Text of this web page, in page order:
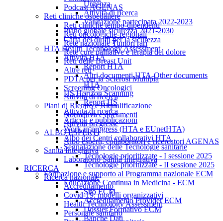
Podcast AGENAS
Reti cliniche ospedaliere
Reti cliniche tempo-dipendenti
Reti oncologiche-regionali
Rete nazionale Tumori rari
Rete cure palliative e terapia del dolore
Reti delle Breast Unit
Altre reti
PDTA per la Sclerosi Multipla
Screening Oncologici
Attività di ricerca
Piani di Rientro e Riqualificazione
Normativa e documenti
Attività pregresse
ALBO ESPERTI
Albo esperti, collaboratori e ricercatori AGENAS
Sanità Integrativa
Laboratorio Sanità Integrativa
RICERCA
Ricerca nazionale
Accreditamento
Covid-19: modelli organizzativi
Health Technology Assessment
Personale sanitario
Urgenza
Attività di ricerca
Valutazione partecipata 2022-2023
Piano globale sicurezza 2021-2030
Carta dei diritti per la sicurezza
HTA Health Technology Assessment
Attività HTA
Report HTA
Altri documenti HTA-Other documents
HTA
HS Horizon Scanning
Report HS
Attività di ricerca
Articoli e pubblicazioni
Work in progress (HTA e EUnetHTA)
Albo dei Centri collaborativi HTA
Segnalazione delle Tecnologie sanitarie
Tecnologie prioritizzate - I sessione 2025
Tecnologie prioritizzate - II sessione 2025
Formazione e supporto al Programma nazionale ECM
Educazione Continua in Medicina - ECM
Sito ECM
Accreditamento Provider ECM
Dossier Formativo ECM
Banche Dati